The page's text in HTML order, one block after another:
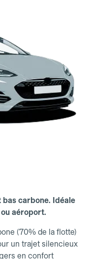
carbone. Idéale
aéroport.
(70% de la flotte)
un trajet silencieux
en confort